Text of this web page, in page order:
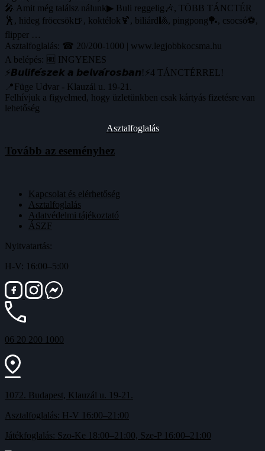
🎤 Amit még találsz nálunk▶ Buli reggelig🎶, TÖBB TÁNCTÉR
🕺, hideg fröccsök🍺, koktélok🍹, biliárd🎱, pingpong🏓, csocsó⚽️,
flipper …
Asztalfoglalás: ☎ 20/200-1000 | www.legjobbkocsma.hu
A belépés: 🆓 INGYENES
⚡️𝘽𝙪𝙡𝙞𝙛𝙚́𝙨𝙯𝙚𝙠 𝙖 𝙗𝙚𝙡𝙫𝙖́𝙧𝙤𝙨𝙗𝙖𝙣!⚡️4 TÁNCTÉRREL!
📍Füge Udvar - Klauzál u. 19-21.
Felhívjuk a figyelmed, hogy üzletünkben csak kártyás fizetésre van
lehetőség
Asztalfoglalás
Tovább az eseményhez
Kapcsolat és elérhetőség
Asztalfoglalás
Adatvédelmi tájékoztató
ÁSZF
Nyitvatartás:
H-V: 16:00–5:00
06 20 200 1000
1072. Budapest, Klauzál u. 19-21.
Asztalfoglalás: H-V 16:00–21:00
Játékfoglalás: Szo-Ke 18:00–21:00, Sze-P 16:00–21:00